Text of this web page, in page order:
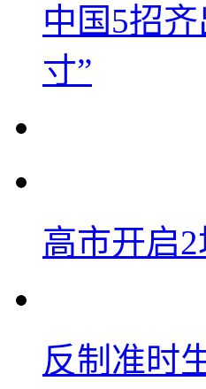
中国5招
寸”
高市开启
反制准时